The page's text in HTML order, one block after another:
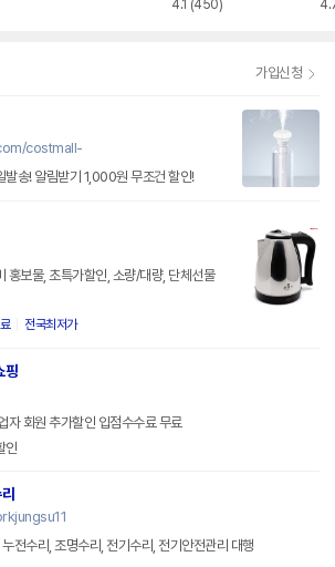
4.1 (450)
가입신청
costmall-
발송! 알림받기 1,000원 무조건 할인!
홍보물, 초특가할인, 소량/대량, 단체선물
전국최저가
핑
자 회원 추가할인 입점수수료 무료
인
전수리, 조명수리, 전기수리, 전기안전관리 대행